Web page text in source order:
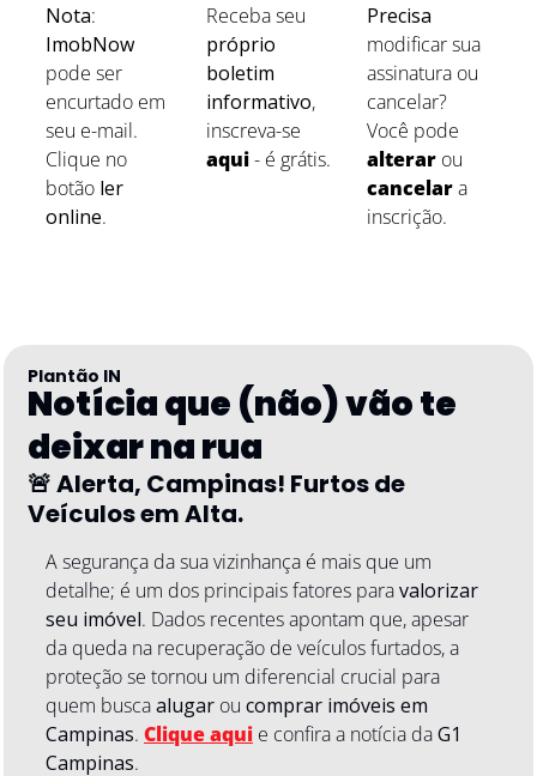
Nota
ImobNow
pode ser
encurtado em
seu e-mail.
Clique no
botão ler
online.
próprio
boletim
informativo,
aqui - é grátis.
Precisa
modificar sua
assinatura ou
cancelar?
alterar
cancelar a
inscrição.
Plantão IN
Notícia que (não) vão te
deixar na rua
🚨 Alerta, Campinas! Furtos de
Veículos em Alta.
A segurança da sua vizinhança é mais que um
detalhe; é um dos principais fatores para valorizar
seu imóvel. Dados recentes apontam que, apesar
da queda na recuperação de veículos furtados, a
proteção se tornou um diferencial crucial para
quem busca alugar ou comprar imóveis em
Campinas. Clique aqui e confira a notícia da G1
Campinas.